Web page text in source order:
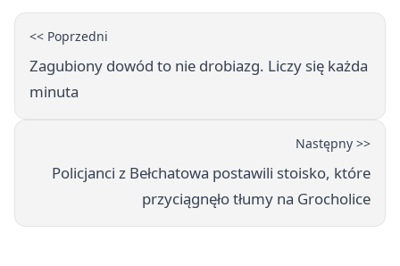
<< Poprzedni
Zagubiony dowód to nie drobiazg. Liczy się każda
minuta
Następny >>
Policjanci z Bełchatowa postawili stoisko, które
przyciągnęło tłumy na Grocholice